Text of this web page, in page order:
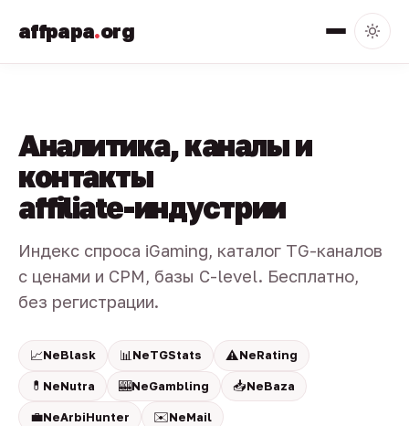
affpapa.org
Аналитика, каналы и
контакты
affiliate-индустрии
Индекс спроса iGaming, каталог TG-каналов
с ценами и CPM, базы C-level. Бесплатно,
без регистрации.
📈NeBlask 📊 NeTGStats ⚠️NeRating
💊 NeNutra 🎰NeGambling 📥NeBaza
💼NeArbiHunter ✉️NeMail